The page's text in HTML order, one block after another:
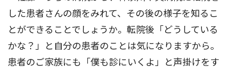
した患者さんの顔をみれて、その後の様子を知るこ
とができることでしょうか。転院後「どうしている
かな？」と自分の患者のことは気になりますから。
患者のご家族にも「僕も診にいくよ」と声掛けをす